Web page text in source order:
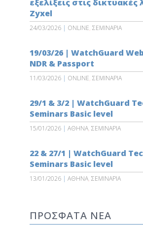
εξελίξεις στις δικτυακές
Zyxel
24/03/2026| ONLINE, ΣΕΜΙΝΑΡΙΑ
19/03/26 | WatchGuard
NDR & Passport
11/03/2026| ONLINE, ΣΕΜΙΝΑΡΙΑ
29/1 & 3/2 | WatchGuard
Seminars Basic level
15/01/2026| ΑΘΗΝΑ, ΣΕΜΙΝΑΡΙΑ
22 & 27/1 | WatchGuard
Seminars Basic level
13/01/2026| ΑΘΗΝΑ, ΣΕΜΙΝΑΡΙΑ
ΠΡΟΣΦΑΤΑ ΝΕΑ